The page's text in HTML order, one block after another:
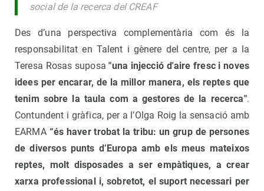
social de la recerca del CREAF
Des d’una perspectiva complementària com és la
responsabilitat en Talent i gènere del centre, per a la
Teresa Rosas suposa"una injecció d'aire fresc i noves
idees per encarar, de la millor manera, els reptes que
tenim sobre la taula com a gestores de la recerca".
Contundent i gràfica, per a l’Olga Roig la sensació amb
EARMA “és haver trobat la tribu: un grup de persones
de diversos punts d’Europa amb els meus mateixos
reptes, molt disposades a ser empàtiques, a crear
xarxa professional i, sobretot, el suport necessari per